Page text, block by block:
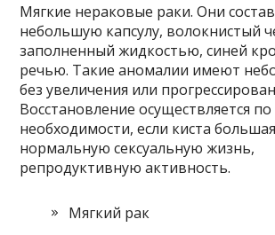
Мягкие нераковые раки. Они
небольшую капсулу, волокнистый
заполненный жидкостью, синей
речью. Такие аномалии имеют
без увеличения или
Восстановление осуществляется
необходимости, если киста
нормальную сексуальную жизнь,
репродуктивную активность.
Мягкий рак